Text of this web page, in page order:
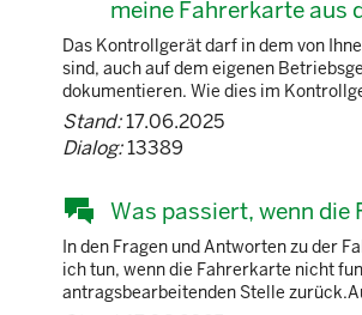
meine Fahrerkarte aus
Das Kontrollgerät darf in dem von
sind, auch auf dem eigenen
dokumentieren. Wie dies im
Stand:17.06.2025
Dialog:13389
Was passiert, wenn
In den Fragen und Antworten zu der
ich tun, wenn die Fahrerkarte nicht
antragsbearbeitenden Stelle